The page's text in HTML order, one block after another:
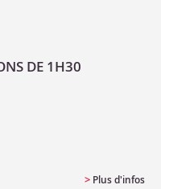
DE 1H30
> Plus d'infos